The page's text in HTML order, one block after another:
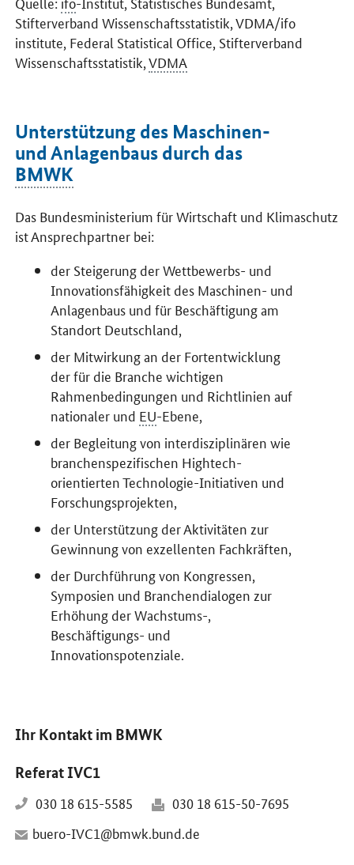
Stifterverband Wissenschaftsstatistik, VDMA/ifo
institute, Federal Statistical Office, Stifterverband
Wissenschaftsstatistik,VDMA
Unterstützung des Maschinen-
und Anlagenbaus durch das
BMWK
Das Bundesministerium für Wirtschaft und Klimaschutz
ist Ansprechpartner bei:
der Steigerung der Wettbewerbs- und
Innovationsfähigkeit des Maschinen- und
Anlagenbaus und für Beschäftigung am
Standort Deutschland,
der Mitwirkung an der Fortentwicklung
der für die Branche wichtigen
Rahmenbedingungen und Richtlinien auf
nationaler und EU-Ebene,
der Begleitung von interdisziplinären wie
branchenspezifischen Hightech-
orientierten Technologie-Initiativen und
Forschungsprojekten,
der Unterstützung der Aktivitäten zur
Gewinnung von exzellenten Fachkräften,
der Durchführung von Kongressen,
Symposien und Branchendialogen zur
Erhöhung der Wachstums-,
Beschäftigungs- und
Innovationspotenziale.
Ihr Kontakt im BMWK
Referat IVC1
030 18 615-5585
030 18 615-50-7695
buero-IVC1@bmwk.bund.de